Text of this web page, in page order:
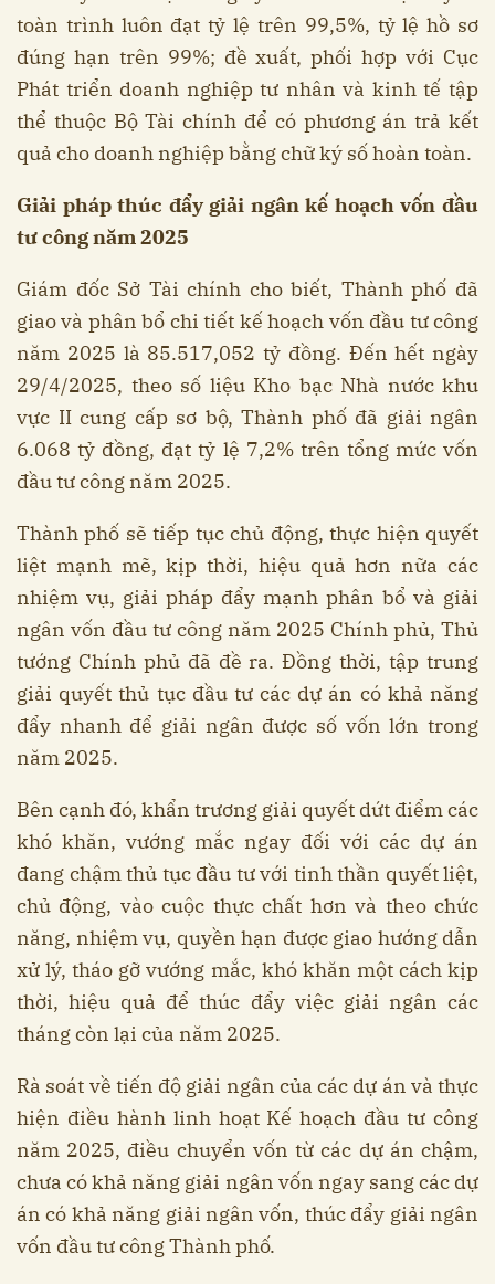
toàn trình luôn đạt tỷ lệ trên 99,5%, tỷ lệ hồ sơ
đúng hạn trên 99%; đề xuất, phối hợp với Cục
Phát triển doanh nghiệp tư nhân và kinh tế tập
thể thuộc Bộ Tài chính để có phương án trả kết
quả cho doanh nghiệp bằng chữ ký số hoàn toàn.
Giải pháp thúc đẩy giải ngân kế hoạch vốn đầu
tư công năm 2025
Giám đốc Sở Tài chính cho biết, Thành phố đã
giao và phân bổ chi tiết kế hoạch vốn đầu tư công
năm 2025 là 85.517,052 tỷ đồng. Đến hết ngày
29/4/2025, theo số liệu Kho bạc Nhà nước khu
vực II cung cấp sơ bộ, Thành phố đã giải ngân
6.068 tỷ đồng, đạt tỷ lệ 7,2% trên tổng mức vốn
đầu tư công năm 2025.
Thành phố sẽ tiếp tục chủ động, thực hiện quyết
liệt mạnh mẽ, kịp thời, hiệu quả hơn nữa các
nhiệm vụ, giải pháp đẩy mạnh phân bổ và giải
ngân vốn đầu tư công năm 2025 Chính phủ, Thủ
tướng Chính phủ đã đề ra. Đồng thời, tập trung
giải quyết thủ tục đầu tư các dự án có khả năng
đẩy nhanh để giải ngân được số vốn lớn trong
năm 2025.
Bên cạnh đó, khẩn trương giải quyết dứt điểm các
khó khăn, vướng mắc ngay đối với các dự án
đang chậm thủ tục đầu tư với tinh thần quyết liệt,
chủ động, vào cuộc thực chất hơn và theo chức
năng, nhiệm vụ, quyền hạn được giao hướng dẫn
xử lý, tháo gỡ vướng mắc, khó khăn một cách kịp
thời, hiệu quả để thúc đẩy việc giải ngân các
tháng còn lại của năm 2025.
Rà soát về tiến độ giải ngân của các dự án và thực
hiện điều hành linh hoạt Kế hoạch đầu tư công
năm 2025, điều chuyển vốn từ các dự án chậm,
chưa có khả năng giải ngân vốn ngay sang các dự
án có khả năng giải ngân vốn, thúc đẩy giải ngân
vốn đầu tư công Thành phố.